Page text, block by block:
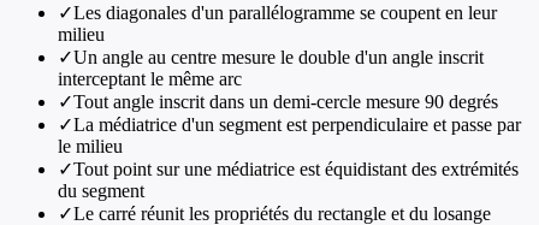
✓Les diagonales d'un parallélogramme se coupent en leur
milieu
✓Un angle au centre mesure le double d'un angle inscrit
interceptant le même arc
✓Tout angle inscrit dans un demi-cercle mesure 90 degrés
✓La médiatrice d'un segment est perpendiculaire et passe par
le milieu
✓Tout point sur une médiatrice est équidistant des extrémités
du segment
✓Le carré réunit les propriétés du rectangle et du losange